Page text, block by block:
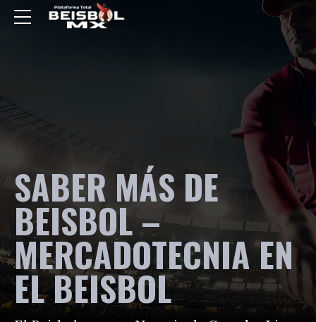
SABER MÁS DE
BEISBOL –
MERCADOTECNIA EN
EL BEISBOL